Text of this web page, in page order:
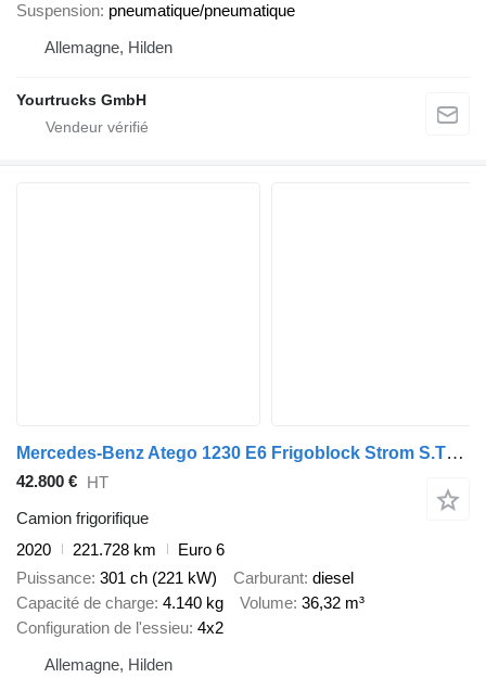
Suspension pneumatique/pneumatique
Allemagne, Hilden
Yourtrucks GmbH
Mercedes-Benz Atego 1230 E6 Frigoblock Strom S.Tür LBW
42.800 €
HT
Camion frigorifique
2020
221.728 km
Euro 6
Puissance 301 ch (221 kW) Carburant diesel
Capacité de charge 4.140 kg Volume 36,32 m³
Configuration de l'essieu 4x2
Allemagne, Hilden